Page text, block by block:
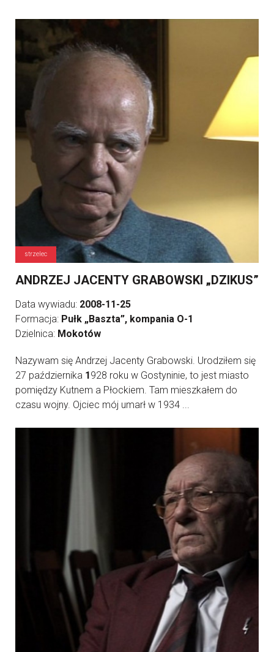
strzelec
ANDRZEJ JACENTY GRABOWSKI „DZIKUS”
Data wywiadu: 2008-11-25
Formacja: Pułk „Baszta”, kompania O-1
Dzielnica: Mokotów
Nazywam się Andrzej Jacenty Grabowski. Urodziłem się
27 października 1928 roku w Gostyninie, to jest miasto
pomiędzy Kutnem a Płockiem. Tam mieszkałem do
czasu wojny. Ojciec mój umarł w 1934 ...